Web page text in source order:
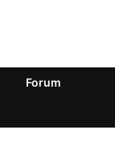
Forum